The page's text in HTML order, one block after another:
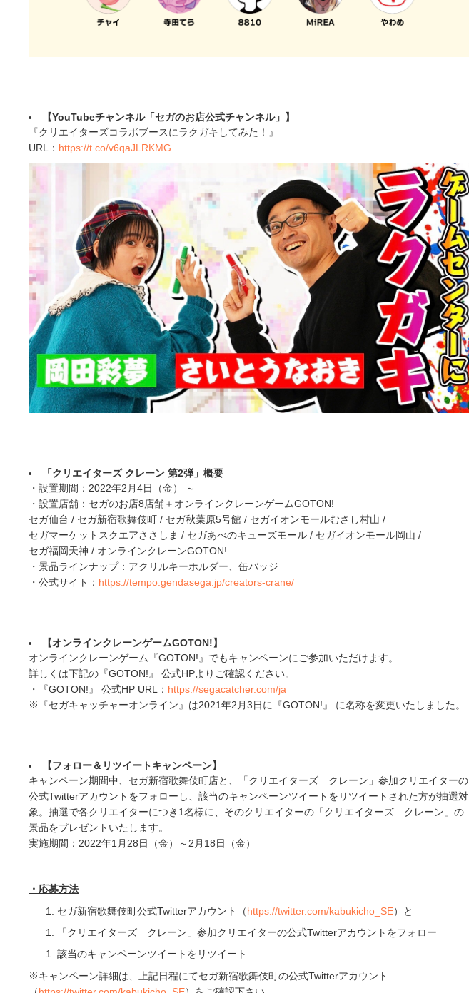
【YouTubeチャンネル「セガのお店公式チャンネル」】
『クリエイターズコラボブースにラクガキしてみた！』
URL： https://t.co/v6qaJLRKMG
「クリエイターズ クレーン 第2弾」概要
・設置期間：2022年2月4日（金） ～
・設置店舗：セガのお店8店舗＋オンラインクレーンゲームGOTON!
セガ仙台 / セガ新宿歌舞伎町 / セガ秋葉原5号館 / セガイオンモールむさし村山 /
セガマーケットスクエアささしま / セガあべのキューズモール / セガイオンモール岡山 /
セガ福岡天神 / オンラインクレーンGOTON!
・景品ラインナップ：アクリルキーホルダー、缶バッジ
・公式サイト： https://tempo.gendasega.jp/creators-crane/
【オンラインクレーンゲームGOTON!】
オンラインクレーンゲーム『GOTON!』でもキャンペーンにご参加いただけます。
詳しくは下記の『GOTON!』 公式HPよりご確認ください。
・『GOTON!』 公式HP URL： https://segacatcher.com/ja
※『セガキャッチャーオンライン』は2021年2月3日に『GOTON!』 に名称を変更いたしました。
【フォロー＆リツイートキャンペーン】
キャンペーン期間中、セガ新宿歌舞伎町店と、「クリエイターズ クレーン」参加クリエイターの
公式Twitterアカウントをフォローし、該当のキャンペーンツイートをリツイートされた方が抽選対
象。抽選で各クリエイターにつき1名様に、そのクリエイターの「クリエイターズ クレーン」の
景品をプレゼントいたします。
実施期間：2022年1月28日（金）～2月18日（金）
・応募方法
セガ新宿歌舞伎町公式Twitterアカウント（https://twitter.com/kabukicho_SE）と
「クリエイターズ クレーン」参加クリエイターの公式Twitterアカウントをフォロー
該当のキャンペーンツイートをリツイート
※キャンペーン詳細は、上記日程にてセガ新宿歌舞伎町の公式Twitterアカウント